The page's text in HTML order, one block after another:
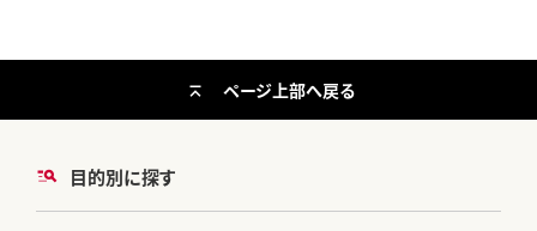
目的別に探す
ページ上部へ戻る